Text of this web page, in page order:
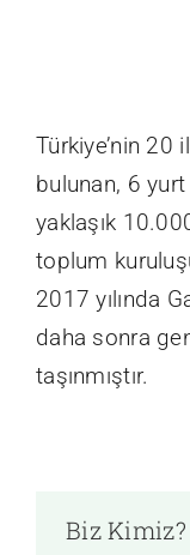
Türkiye’nin 20
bulunan, 6
yaklaşık
toplum
2017 yılında
daha sonra
taşınmıştır.
Biz Kimiz?